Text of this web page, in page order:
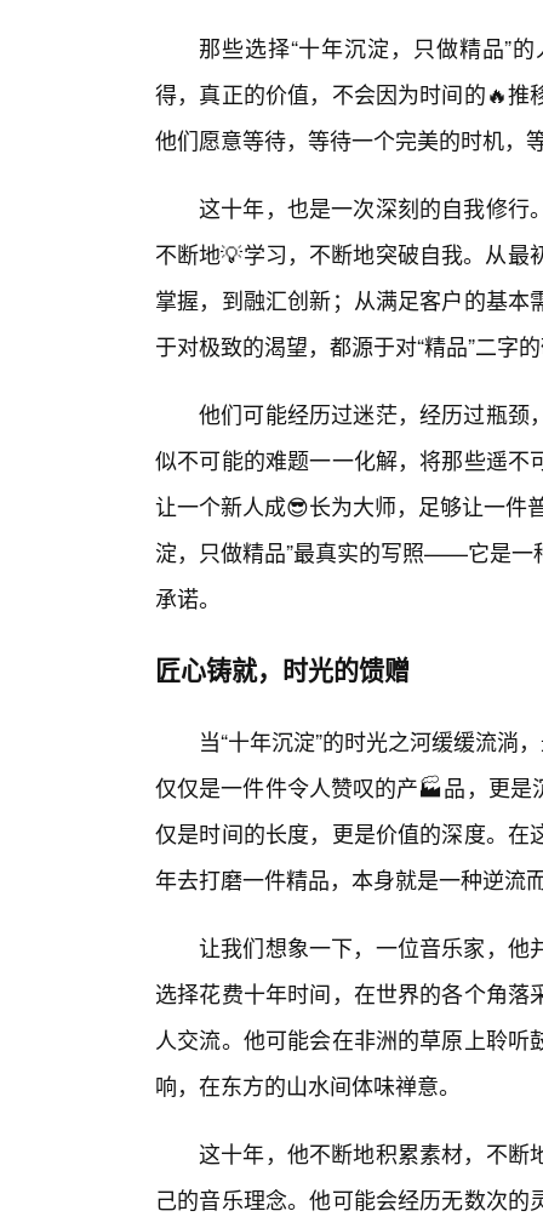
那些选择“十年沉淀，只做精品”
得，真正的价值，不会因为时间的🔥
他们愿意等待，等待一个完美的时机，
这十年，也是一次深刻的自我修行
不断地💡学习，不断地突破自我。从
掌握，到融汇创新；从满足客户的基
于对极致的渴望，都源于对“精品”二字
他们可能经历过迷茫，经历过瓶颈
似不可能的难题一一化解，将那些遥
让一个新人成😎长为大师，足够让一件
淀，只做精品”最真实的写照——它是一
承诺。
匠心铸就，时光的馈赠
当“十年沉淀”的时光之河缓缓流淌
仅仅是一件件令人赞叹的产🏭品，更
仅是时间的长度，更是价值的深度。
年去打磨一件精品，本身就是一种逆流
让我们想象一下，一位音乐家，他
选择花费十年时间，在世界的各个角
人交流。他可能会在非洲的草原上聆
响，在东方的山水间体味禅意。
这十年，他不断地积累素材，不断
己的音乐理念。他可能会经历无数次